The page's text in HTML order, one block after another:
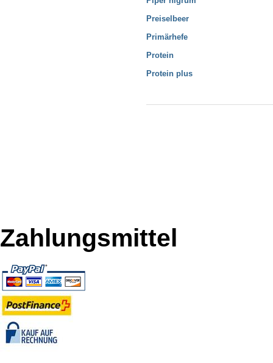
Preiselbeer
Primärhefe
Protein
Protein plus
Zahlungsmittel